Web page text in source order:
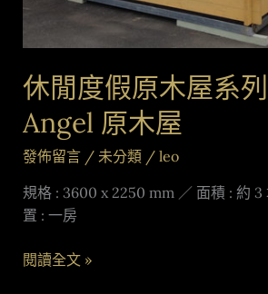
休閒度假原木屋系
Angel 原木屋
發佈留言 / 未分類/ leo
規格 : 3600 x 2250 mm ／ 面積 : 約 3
置 : 一房
Angel
木
屋
閱讀全文 »